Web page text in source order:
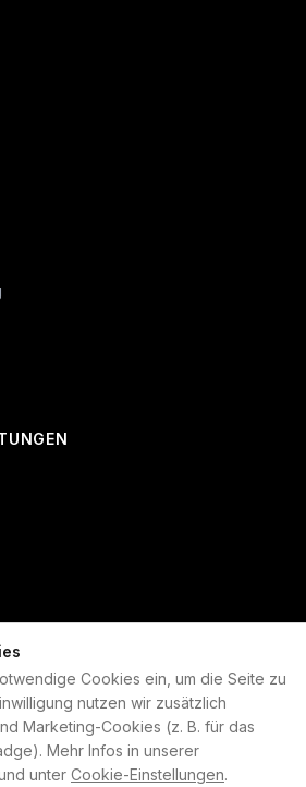
Cookies ein, um die Seite zu
nutzen wir zusätzlich
Marketing-Cookies (z. B. für das
Mehr Infos in unserer
unter Cookie-Einstellungen.